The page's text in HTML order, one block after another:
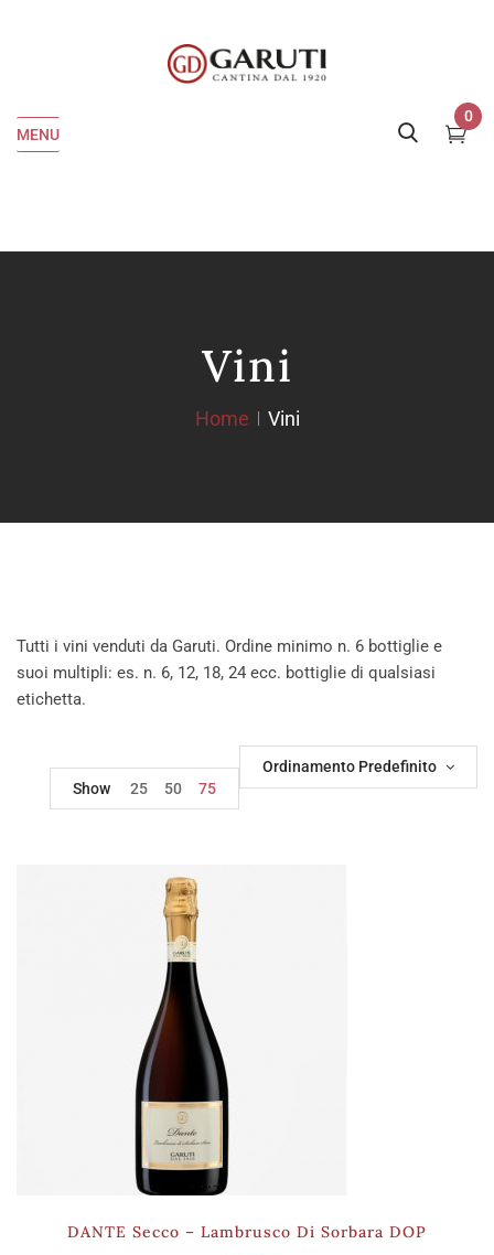
MENU
0
Vini
Home Vini
Tutti i vini venduti da Garuti. Ordine minimo n. 6 bottiglie e
suoi multipli: es. n. 6, 12, 18, 24 ecc. bottiglie di qualsiasi
etichetta.
Ordinamento Predefinito
Show
25 50 75
DANTE Secco – Lambrusco Di Sorbara DOP